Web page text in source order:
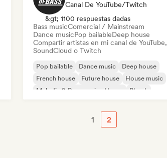
Canal De YouTube/Twitch
&gt; 1100 respuestas dadas
Bass musicComercial / Mainstream
Dance musicPop bailableDeep house
Compartir artistas en mi canal de YouTube,
SoundCloud o Twitch
Pop bailable Dance music
Deep house
French house
Future house
House music
Melodic & Progressive House
Phonk
1 2